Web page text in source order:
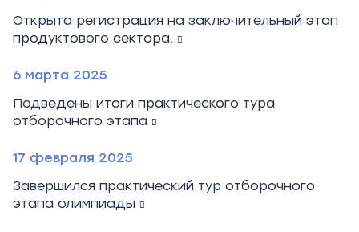
Открыта регистрация на заключительный этап
продуктового сектора.
6 марта 2025
Подведены итоги практического тура
отборочного этапа
17 февраля 2025
Завершился практический тур отборочного
этапа олимпиады